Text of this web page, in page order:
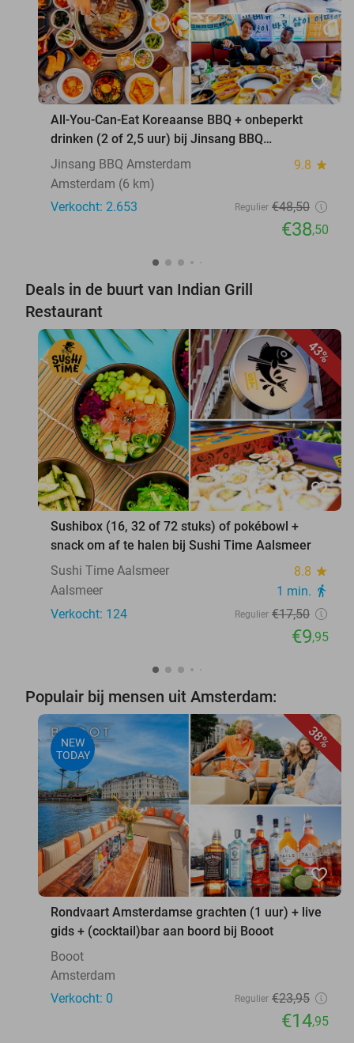
favorite_border
All-You-Can-Eat Koreaanse BBQ + onbeperkt
drinken (2 of 2,5 uur) bij Jinsang BBQ
Amsterdam
Jinsang BBQ Amsterdam 9.8 star
Amsterdam (6 km)
Verkocht: 2.653
Regulier €48,50
€38,50
Deals in de buurt van Indian Grill
Restaurant
43%
favorite_border
Sushibox (16, 32 of 72 stuks) of pokébowl +
snack om af te halen bij Sushi Time Aalsmeer
Sushi Time Aalsmeer
8.8 star
Aalsmeer 1 min. directions_walk
Verkocht: 124 Regulier €17,50
€9,95
Populair bij mensen uit Amsterdam:
38%
NEW
TODAY
favorite_border
Rondvaart Amsterdamse grachten (1 uur) + live
gids + (cocktail)bar aan boord bij Booot
Booot
Amsterdam
Verkocht: 0
Regulier €23,95
€14,95